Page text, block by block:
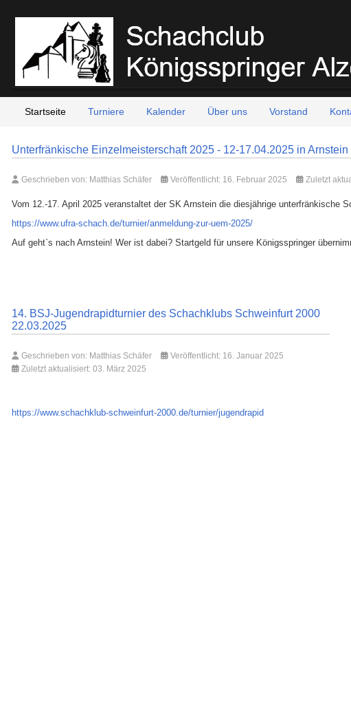
Startseite Turniere Kalender Über uns Vorstand
Unterfränkische Einzelmeisterschaft 2025 - 12-17.04.2025 in Arnstein
Geschrieben von: Matthias Schäfer Veröffentlicht: 16. Februar 2025 Zuletzt
Vom 12.-17. April 2025 veranstaltet der SK Arnstein die diesjährige unterfränkische
https://www.ufra-schach.de/turnier/anmeldung-zur-uem-2025/
Auf geht`s nach Arnstein! Wer ist dabei? Startgeld für unsere Königsspringer
14. BSJ-Jugendrapidturnier des Schachklubs Schweinfurt 2000
22.03.2025
Geschrieben von: Matthias Schäfer
Veröffentlicht: 16. Januar 2025
Zuletzt aktualisiert: 03. März 2025
https://www.schachklub-schweinfurt-2000.de/turnier/jugendrapid